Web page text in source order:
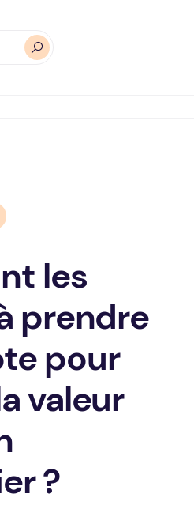
les
prendre
pour
valeur
?